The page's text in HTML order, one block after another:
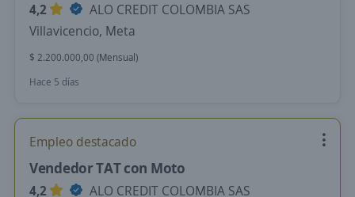
4,2
ALO CREDIT COLOMBIA SAS
Villavicencio, Meta
$ 2.200.000,00 (Mensual)
Hace 5 días
Empleo destacado
Vendedor TAT con Moto
4,2
ALO CREDIT COLOMBIA SAS